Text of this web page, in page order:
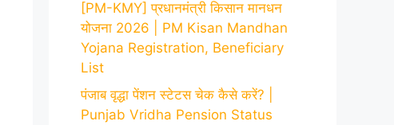
[PM-KMY] प्रधानमंत्री किसान मानधन
योजना 2026 | PM Kisan Mandhan
Yojana Registration, Beneficiary
List
पंजाब वृद्धा पेंशन स्टेटस चेक कैसे करें? |
Punjab Vridha Pension Status